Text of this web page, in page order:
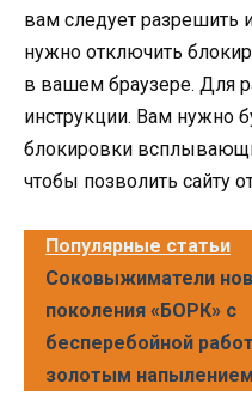
вам следует разрешить
нужно отключить
в вашем браузере. Для
инструкции. Вам нужно
блокировки
чтобы позволить сайту
Популярные статьи
Соковыжиматели
поколения «БОРК» с
бесперебойной
золотым напылением